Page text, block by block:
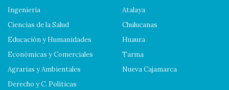
Ingeniería
Ciencias de la Salud
Educación y Humanidades
Económicas y Comerciales
Agrarias y Ambientales
Derecho y C. Políticas
Atalaya
Chulucanas
Huaura
Tarma
Nueva Cajamarca